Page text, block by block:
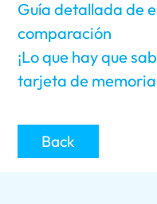
Guía detallada de
comparación
¡Lo que hay que
tarjeta de
Back